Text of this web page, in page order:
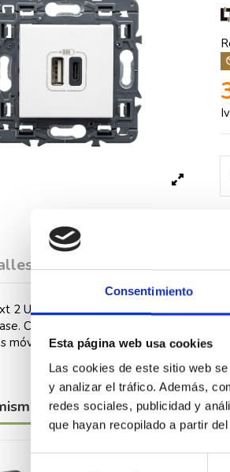
Consentimiento
Esta página web usa cookies
Las cookies de este sitio web
y analizar el tráfico. Además,
redes sociales, publicidad y
que hayan recopilado a partir
del producto
2 USB tipo A+C 3.000 mA 15 W,
Consumo en modo pasivo < 0,1 W
móviles. Instalación en caja empotrada
categoría:
-40%